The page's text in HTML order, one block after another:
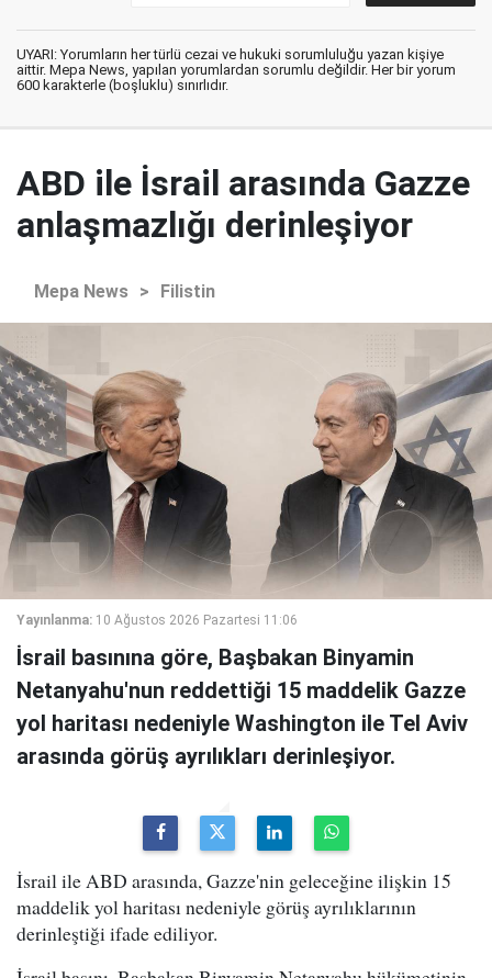
UYARI: Yorumların her türlü cezai ve hukuki sorumluluğu yazan kişiye
aittir. Mepa News, yapılan yorumlardan sorumlu değildir. Her bir yorum
600 karakterle (boşluklu) sınırlıdır.
ABD ile İsrail arasında Gazze
anlaşmazlığı derinleşiyor
Mepa News > Filistin
Yayınlanma: 10 Ağustos 2026 Pazartesi 11:06
İsrail basınına göre, Başbakan Binyamin
Netanyahu'nun reddettiği 15 maddelik Gazze
yol haritası nedeniyle Washington ile Tel Aviv
arasında görüş ayrılıkları derinleşiyor.
İsrail ile ABD arasında, Gazze'nin geleceğine ilişkin 15
maddelik yol haritası nedeniyle görüş ayrılıklarının
derinleştiği ifade ediliyor.